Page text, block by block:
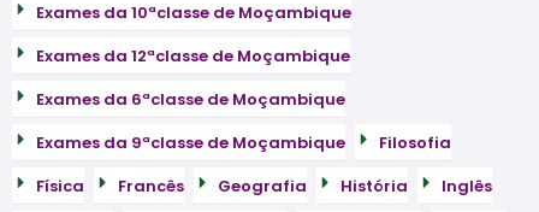
Exames da 10ªclasse de Moçambique
Exames da 12ªclasse de Moçambique
Exames da 6ªclasse de Moçambique
Exames da 9ªclasse de Moçambique
Filosofia
Física
Francês Geografia História
Inglês